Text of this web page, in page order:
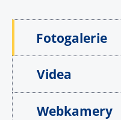
Fotogalerie
Videa
Webkamery